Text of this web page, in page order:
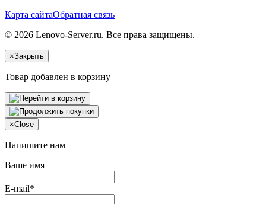
Карта сайтаОбратная связь
© 2026 Lenovo-Server.ru. Все права защищены.
×Закрыть
Товар добавлен в корзину
×Close
Напишите нам
Ваше имя
E-mail*